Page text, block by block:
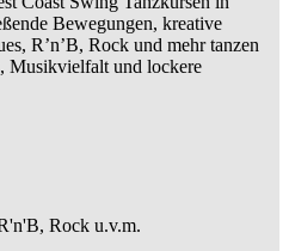
Bewegungen, kreative
R’n’B, Rock und mehr tanzen
Musikvielfalt und lockere
Rock u.v.m.